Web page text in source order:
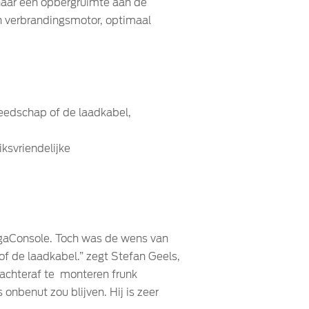
een opbergruimte aan de
verbrandingsmotor, optimaal
of de laadkabel,
Toch was de wens van
de laadkabel.” zegt Stefan Geels,
te monteren frunk
zou blijven. Hij is zeer